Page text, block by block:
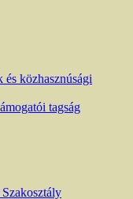
és közhasznúsági
tagság